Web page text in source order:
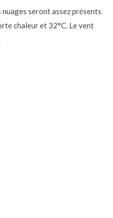
nuages seront assez présents
chaleur et 32°C. Le vent